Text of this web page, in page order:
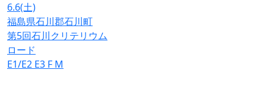
6.6(土)
福島県石川郡石川町
第5回石川クリテリウム
ロード
E1/E2 E3 F M